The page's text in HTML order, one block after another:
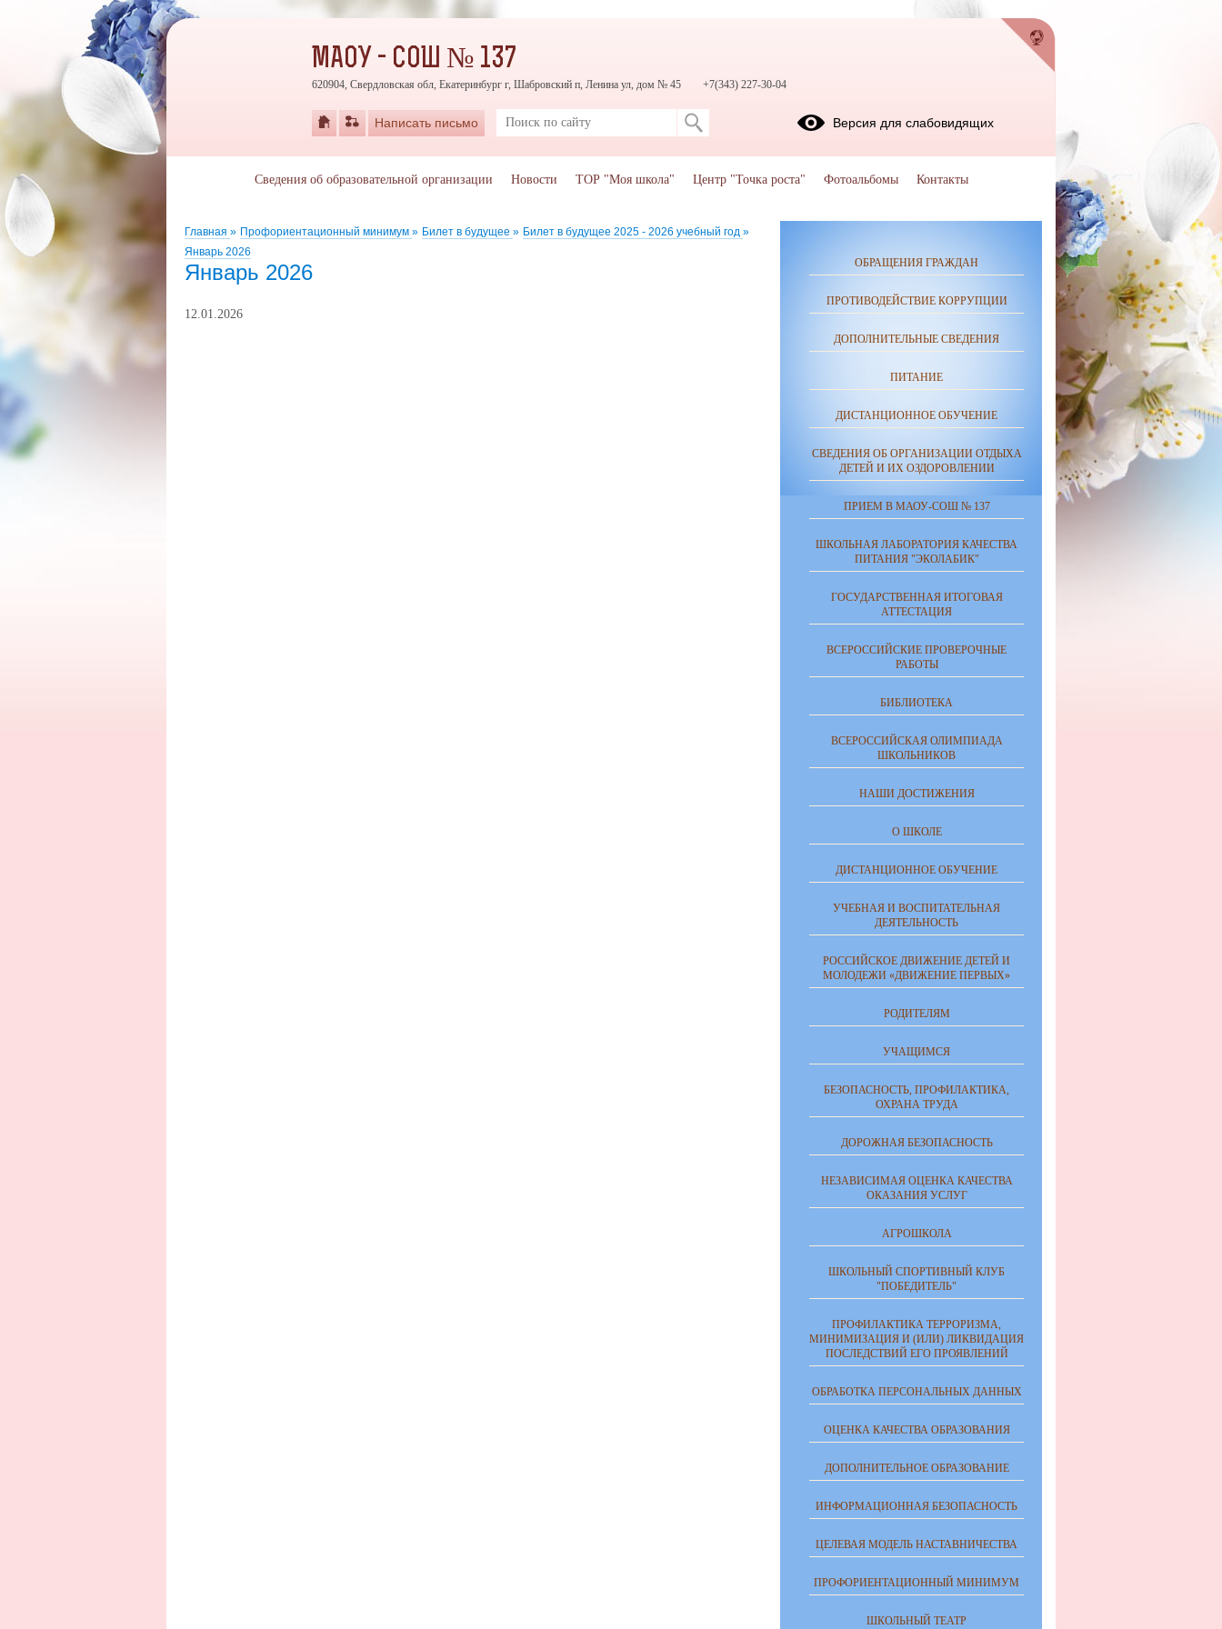
Главная » Профориентационный минимум » Билет в будущее » Билет в будущее 2025 - 2026 учебный год »
Январь 2026
Январь 2026
12.01.2026
ОБРАЩЕНИЯ ГРАЖДАН
ПРОТИВОДЕЙСТВИЕ КОРРУПЦИИ
ДОПОЛНИТЕЛЬНЫЕ СВЕДЕНИЯ
ПИТАНИЕ
ДИСТАНЦИОННОЕ ОБУЧЕНИЕ
СВЕДЕНИЯ ОБ ОРГАНИЗАЦИИ ОТДЫХА
ДЕТЕЙ И ИХ ОЗДОРОВЛЕНИИ
ПРИЕМ В МАОУ-СОШ № 137
ШКОЛЬНАЯ ЛАБОРАТОРИЯ КАЧЕСТВА
ПИТАНИЯ "ЭКОЛАБИК"
ГОСУДАРСТВЕННАЯ ИТОГОВАЯ
АТТЕСТАЦИЯ
ВСЕРОССИЙСКИЕ ПРОВЕРОЧНЫЕ
РАБОТЫ
БИБЛИОТЕКА
ВСЕРОССИЙСКАЯ ОЛИМПИАДА
ШКОЛЬНИКОВ
НАШИ ДОСТИЖЕНИЯ
О ШКОЛЕ
ДИСТАНЦИОННОЕ ОБУЧЕНИЕ
УЧЕБНАЯ И ВОСПИТАТЕЛЬНАЯ
ДЕЯТЕЛЬНОСТЬ
РОССИЙСКОЕ ДВИЖЕНИЕ ДЕТЕЙ И
МОЛОДЕЖИ «ДВИЖЕНИЕ ПЕРВЫХ»
РОДИТЕЛЯМ
УЧАЩИМСЯ
БЕЗОПАСНОСТЬ, ПРОФИЛАКТИКА,
ОХРАНА ТРУДА
ДОРОЖНАЯ БЕЗОПАСНОСТЬ
НЕЗАВИСИМАЯ ОЦЕНКА КАЧЕСТВА
ОКАЗАНИЯ УСЛУГ
АГРОШКОЛА
ШКОЛЬНЫЙ СПОРТИВНЫЙ КЛУБ
"ПОБЕДИТЕЛЬ"
ПРОФИЛАКТИКА ТЕРРОРИЗМА,
МИНИМИЗАЦИЯ И (ИЛИ) ЛИКВИДАЦИЯ
ПОСЛЕДСТВИЙ ЕГО ПРОЯВЛЕНИЙ
ОБРАБОТКА ПЕРСОНАЛЬНЫХ ДАННЫХ
ОЦЕНКА КАЧЕСТВА ОБРАЗОВАНИЯ
ДОПОЛНИТЕЛЬНОЕ ОБРАЗОВАНИЕ
ИНФОРМАЦИОННАЯ БЕЗОПАСНОСТЬ
ЦЕЛЕВАЯ МОДЕЛЬ НАСТАВНИЧЕСТВА
ПРОФОРИЕНТАЦИОННЫЙ МИНИМУМ
ШКОЛЬНЫЙ ТЕАТР
МАОУ - СОШ № 137
620904, Свердловская обл, Екатеринбург г, Шабровский п, Ленина ул, дом № 45 +7(343) 227-30-04
Написать письмо Версия для слабовидящих
Сведения об образовательной организации Новости ТОР "Моя школа" Центр "Точка роста" Фотоальбомы Контакты